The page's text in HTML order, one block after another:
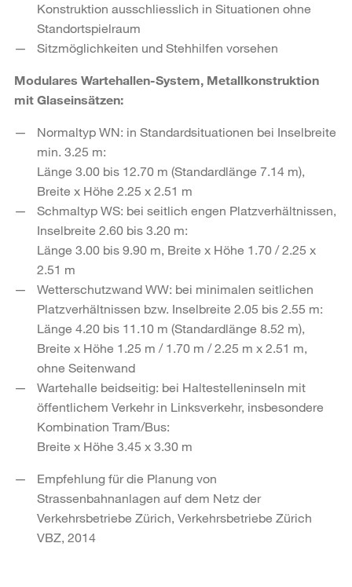
Konstruktion ausschliesslich in Situationen ohne
Standortspielraum
Sitzmöglichkeiten und Stehhilfen vorsehen
Modulares Wartehallen-System, Metallkonstruktion
mit Glaseinsätzen:
Normaltyp WN: in Standardsituationen bei Inselbreite
min. 3.25 m:
Länge 3.00 bis 12.70 m (Standardlänge 7.14 m),
Breite x Höhe 2.25 x 2.51 m
Schmaltyp WS: bei seitlich engen Platzverhältnissen,
Inselbreite 2.60 bis 3.20 m:
Länge 3.00 bis 9.90 m, Breite x Höhe 1.70 / 2.25 x
2.51 m
Wetterschutzwand WW: bei minimalen seitlichen
Platzverhältnissen bzw. Inselbreite 2.05 bis 2.55 m:
Länge 4.20 bis 11.10 m (Standardlänge 8.52 m),
Breite x Höhe 1.25 m / 1.70 m / 2.25 m x 2.51 m,
ohne Seitenwand
Wartehalle beidseitig: bei Haltestelleninseln mit
öffentlichem Verkehr in Linksverkehr, insbesondere
Kombination Tram/Bus:
Breite x Höhe 3.45 x 3.30 m
Empfehlung für die Planung von
Strassenbahnanlagen auf dem Netz der
Verkehrsbetriebe Zürich, Verkehrsbetriebe Zürich
VBZ, 2014